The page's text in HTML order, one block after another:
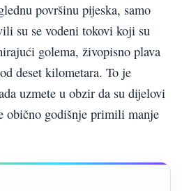
površinu pijeska, samo
su se vodeni tokovi koji su
golema, živopisno plava
deset kilometara. To je
uzmete u obzir da su dijelovi
obično godišnje primili manje